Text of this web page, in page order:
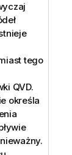
tego
QVD.
określa